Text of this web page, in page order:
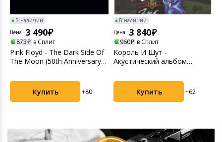
В наличии
Цена
3 490
873 в Сплит
Pink Floyd - The Dark Side Of
The Moon (50th Anniversary)
Купить +80
В наличии
Цена
3 840
960 в Сплит
Король И Шут -
Акустический альбом
пла...
Купить
+62